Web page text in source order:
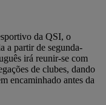
da QSI, o
a partir de segunda-
irá reunir-se com
de clubes, dando
encaminhado antes da